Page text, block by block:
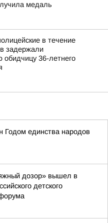
медаль
в течение
задержали
обидчицу 36-летнего
Годом единства народов
дозор» вышел в
детского